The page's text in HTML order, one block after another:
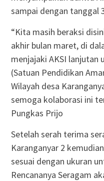
sampai dengan tanggal
“Kita masih beraksi
akhir bulan maret, di
menjajaki AKSI lanjutan
(Satuan Pendidikan
Wilayah desa
semoga kolaborasi ini
Pungkas Prijo
Setelah serah terima
Karanganyar 2
sesuai dengan ukuran
Rencananya Seragam